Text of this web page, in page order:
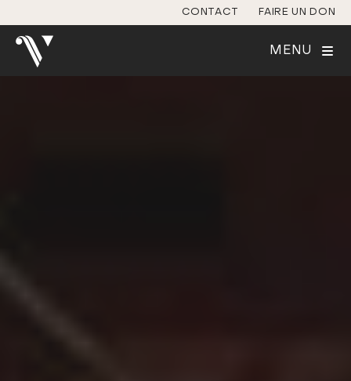
CONTACT FAIRE UN DON
MENU